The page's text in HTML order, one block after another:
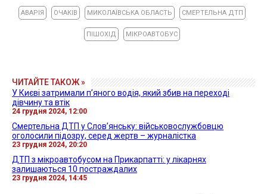
АВАРІЯ ОЧАКІВ МИКОЛАЇВСЬКА ОБЛАСТЬ СМЕРТЕЛЬНА ДТП
ПІШОХІД МІКРОАВТОБУС
ЧИТАЙТЕ ТАКОЖ »
У Києві затримали п’яного водія, який збив на переході
дівчину та втік
24 грудня 2024, 12:00
Смертельна ДТП у Слов’янську: військовослужбовцю
оголосили підозру, серед жертв – журналістка
23 грудня 2024, 20:20
ДТП з мікроавтобусом на Прикарпатті: у лікарнях
залишаються 10 постраждалих
23 грудня 2024, 14:45